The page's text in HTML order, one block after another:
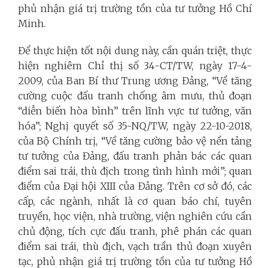
phủ nhận giá trị trường tồn của tư tưởng Hồ Chí
Minh.
Để thực hiện tốt nội dung này, cần quán triệt, thực
hiện nghiêm Chỉ thị số 34-CT/TW, ngày 17-4-
2009, của Ban Bí thư Trung ương Đảng, “Về tăng
cường cuộc đấu tranh chống âm mưu, thủ đoạn
“diễn biến hòa bình” trên lĩnh vực tư tưởng, văn
hóa”; Nghị quyết số 35-NQ/TW, ngày 22-10-2018,
của Bộ Chính trị, “Về tăng cường bảo vệ nền tảng
tư tưởng của Đảng, đấu tranh phản bác các quan
điểm sai trái, thù địch trong tình hình mới”; quan
điểm của Đại hội XIII của Đảng. Trên cơ sở đó, các
cấp, các ngành, nhất là cơ quan báo chí, tuyên
truyền, học viện, nhà trường, viện nghiên cứu cần
chủ động, tích cực đấu tranh, phê phán các quan
điểm sai trái, thù địch, vạch trần thủ đoạn xuyên
tạc, phủ nhận giá trị trường tồn của tư tưởng Hồ